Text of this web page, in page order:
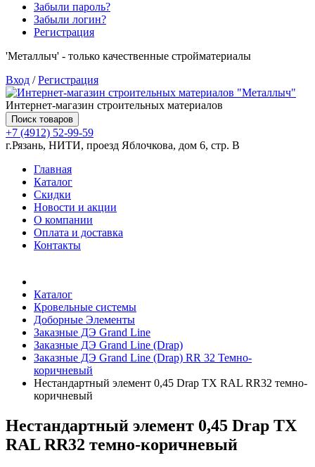
Забыли пароль?
Забыли логин?
Регистрация
'Металлыч' - только качественные стройматериалы
Вход /Регистрация
Интернет-магазин строительных материалов
Поиск товаров
+7 (4912) 52-99-59
г.Рязань, НИТИ, проезд Яблочкова, дом 6, стр. В
Главная
Каталог
Скидки
Новости и акции
О компании
Оплата и доставка
Контакты
Каталог
Кровельные системы
Доборные Элементы
Заказные ДЭ Grand Line
Заказные ДЭ Grand Line (Drap)
Заказные ДЭ Grand Line (Drap) RR 32 Темно-
коричневый
Нестандартный элемент 0,45 Drap TX RAL RR32 темно-
коричневый
Нестандартный элемент 0,45 Drap TX
RAL RR32 темно-коричневый